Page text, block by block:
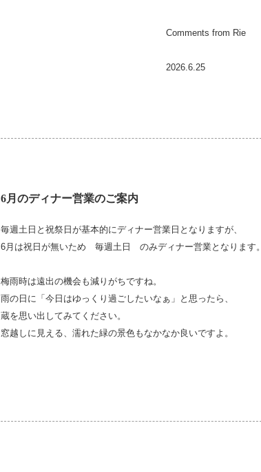
Comments from Rie
2026.6.25
6月のディナー営業のご案内
毎週土日と祝祭日が基本的にディナー営業日となりますが、
6月は祝日が無いため 毎週土日 のみディナー営業となります。
梅雨時は遠出の機会も減りがちですね。
雨の日に「今日はゆっくり過ごしたいなぁ」と思ったら、
蔵を思い出してみてください。
窓越しに見える、濡れた緑の景色もなかなか良いですよ。